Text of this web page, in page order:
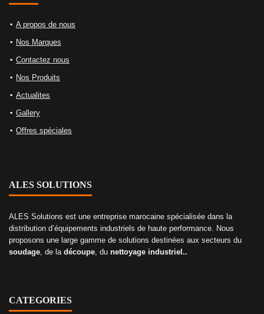
A propos de nous
Nos Marques
Contactez nous
Nos Produits
Actualites
Gallery
Offres spéciales
ALES SOLUTIONS
ALES Solutions est une entreprise marocaine spécialisée dans la
distribution d’équipements industriels de haute performance. Nous
proposons une large gamme de solutions destinées aux secteurs du
soudage , de la découpe , du nettoyage industriel..
CATEGORIES